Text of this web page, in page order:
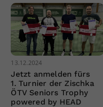
13.12.2024
Jetzt anmelden fürs
1. Turnier der Zischka
ÖTV Seniors Trophy
powered by HEAD